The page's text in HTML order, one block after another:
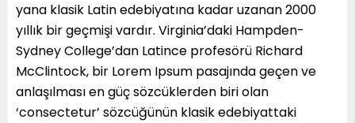
yana klasik Latin edebiyatına kadar uzanan 2000
yıllık bir geçmişi vardır. Virginia’daki Hampden-
Sydney College’dan Latince profesörü Richard
McClintock, bir Lorem Ipsum pasajında geçen ve
anlaşılması en güç sözcüklerden biri olan
‘consectetur’ sözcüğünün klasik edebiyattaki